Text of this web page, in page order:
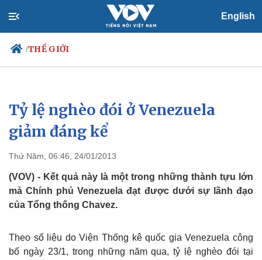
English
/THẾ GIỚI
Chính trị
Đảng
Tổ chức nhân sự
Nhận diện sự thật
Xã hội
Việc làm
Biển đảo
Tỷ lệ nghèo đói ở Venezuela
giảm đáng kể
Thứ Năm, 06:46, 24/01/2013
(VOV) - Kết quả này là một trong những thành tựu lớn
mà Chính phủ Venezuela đạt được dưới sự lãnh đạo
của Tổng thống Chavez.
Theo số liệu do Viện Thống kê quốc gia Venezuela công
bố ngày 23/1, trong những năm qua, tỷ lệ nghèo đói tại